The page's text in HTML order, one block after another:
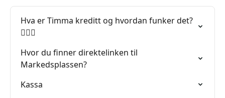
Hva er Timma kreditt og hvordan funker det?
🙋🏽‍♂️
Hvor du finner direktelinken til
Markedsplassen?
Kassa